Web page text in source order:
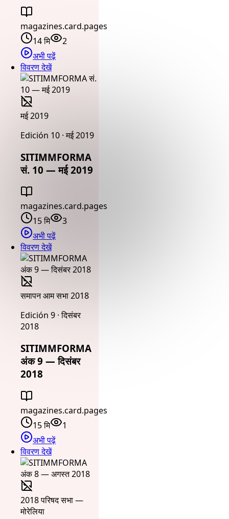
magazines.card.pages
14 मि
2
अभी पढ़ें
विवरण देखें
मई 2019
Edición 10 · मई 2019
SITIMMFORMA
सं. 10 — मई 2019
magazines.card.pages
15 मि
3
अभी पढ़ें
विवरण देखें
समापन आम सभा 2018
Edición 9 · दिसंबर
2018
SITIMMFORMA
अंक 9 — दिसंबर
2018
magazines.card.pages
15 मि
1
अभी पढ़ें
विवरण देखें
2018 परिषद सभा —
मोरेलिया